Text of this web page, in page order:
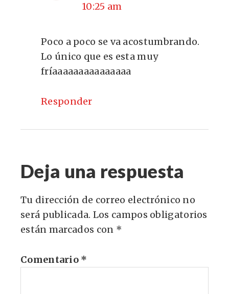
10:25 am
Poco a poco se va acostumbrando.
Lo único que es esta muy
fríaaaaaaaaaaaaaaa
Responder
Deja una respuesta
Tu dirección de correo electrónico no
será publicada. Los campos obligatorios
están marcados con *
Comentario *